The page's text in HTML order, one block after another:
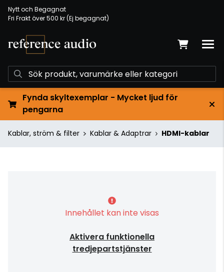
Nytt och Begagnat
Fri Frakt över 500 kr (Ej begagnat)
Fynda skyltexemplar - Mycket ljud för
pengarna
Kablar, ström & filter Kablar & Adaptrar HDMI-kablar
Innehållet kan inte visas
Aktivera funktionella
tredjepartstjänster